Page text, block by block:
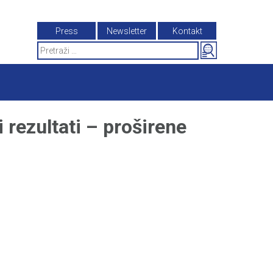
Press Newsletter
Kontakt
Search
for:
rezultati – proširene